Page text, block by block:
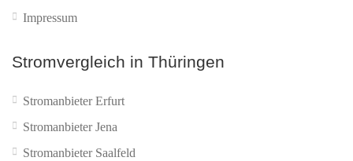
Impressum
Stromvergleich in Thüringen
Stromanbieter Erfurt
Stromanbieter Jena
Stromanbieter Saalfeld